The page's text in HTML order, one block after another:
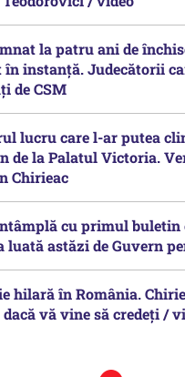
la patru ani de
în instanță. Judecătorii
de CSM
lucru care l-ar putea
de la Palatul Victoria.
Chirieac
cu primul buletin
luată astăzi de Guvern
hilară în România.
vă vine să credeți /